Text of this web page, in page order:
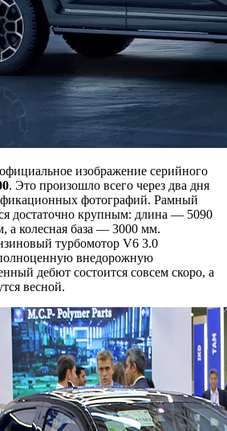
изображение серийного
. Это произошло всего через два дня
фотографий. Рамный
достаточно крупным: длина — 5090
колесная база — 3000 мм.
турбомотор V6 3.0
внедорожную
дебют состоится совсем скоро, а
весной.